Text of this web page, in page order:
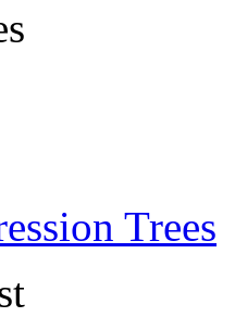
Trees